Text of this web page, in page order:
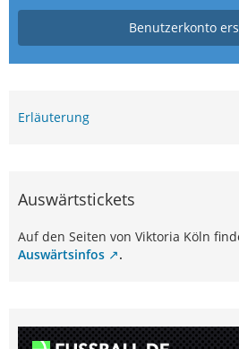
Benutzerkonto
Erläuterung
Auswärtstickets
Auf den Seiten von Viktoria Köln
Auswärtsinfos
.